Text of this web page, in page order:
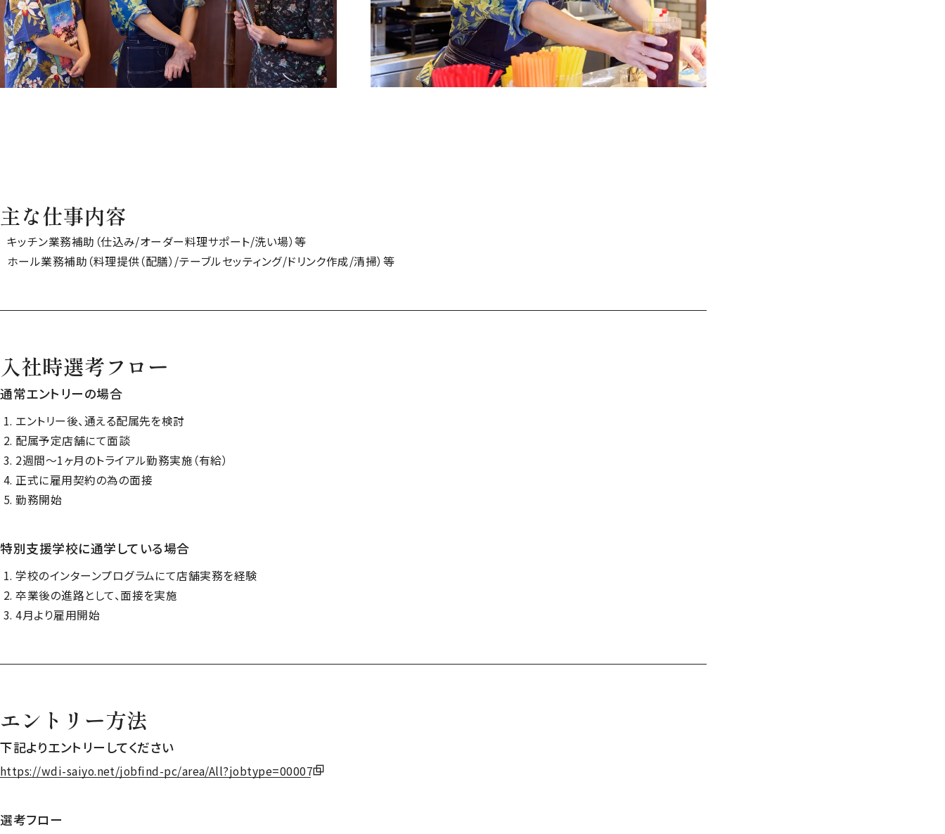
主な仕事内容
キッチン業務補助（仕込み/オーダー料理サポート/洗い場）等
ホール業務補助（料理提供（配膳）/テーブルセッティング/ドリンク作成/清掃）等
入社時選考フロー
通常エントリーの場合
エントリー後、通える配属先を検討
配属予定店舗にて面談
2週間～1ヶ月のトライアル勤務実施（有給）
正式に雇用契約の為の面接
勤務開始
特別支援学校に通学している場合
学校のインターンプログラムにて店舗実務を経験
卒業後の進路として、面接を実施
4月より雇用開始
エントリー方法
下記よりエントリーしてください
https://wdi-saiyo.net/jobfind-pc/area/All?jobtype=00007
選考フロー